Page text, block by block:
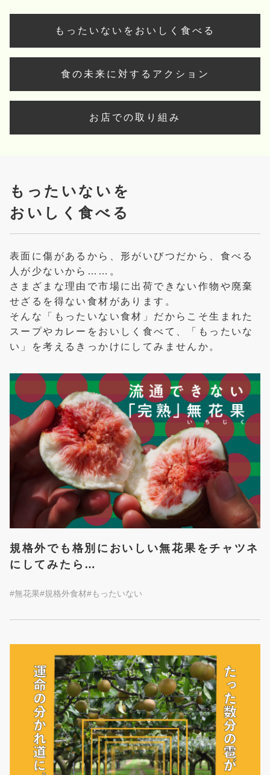
もったいないをおいしく食べる
食の未来に対するアクション
お店での取り組み
もったいないを
おいしく食べる
表面に傷があるから、形がいびつだから、食べる
人が少ないから……。
さまざまな理由で市場に出荷できない作物や廃棄
せざるを得ない食材があります。
そんな「もったいない食材」だからこそ生まれた
スープやカレーをおいしく食べて、「もったいな
い」を考えるきっかけにしてみませんか。
規格外でも格別においしい無花果をチャツネ
にしてみたら…
#無花果#規格外食材#もったいない